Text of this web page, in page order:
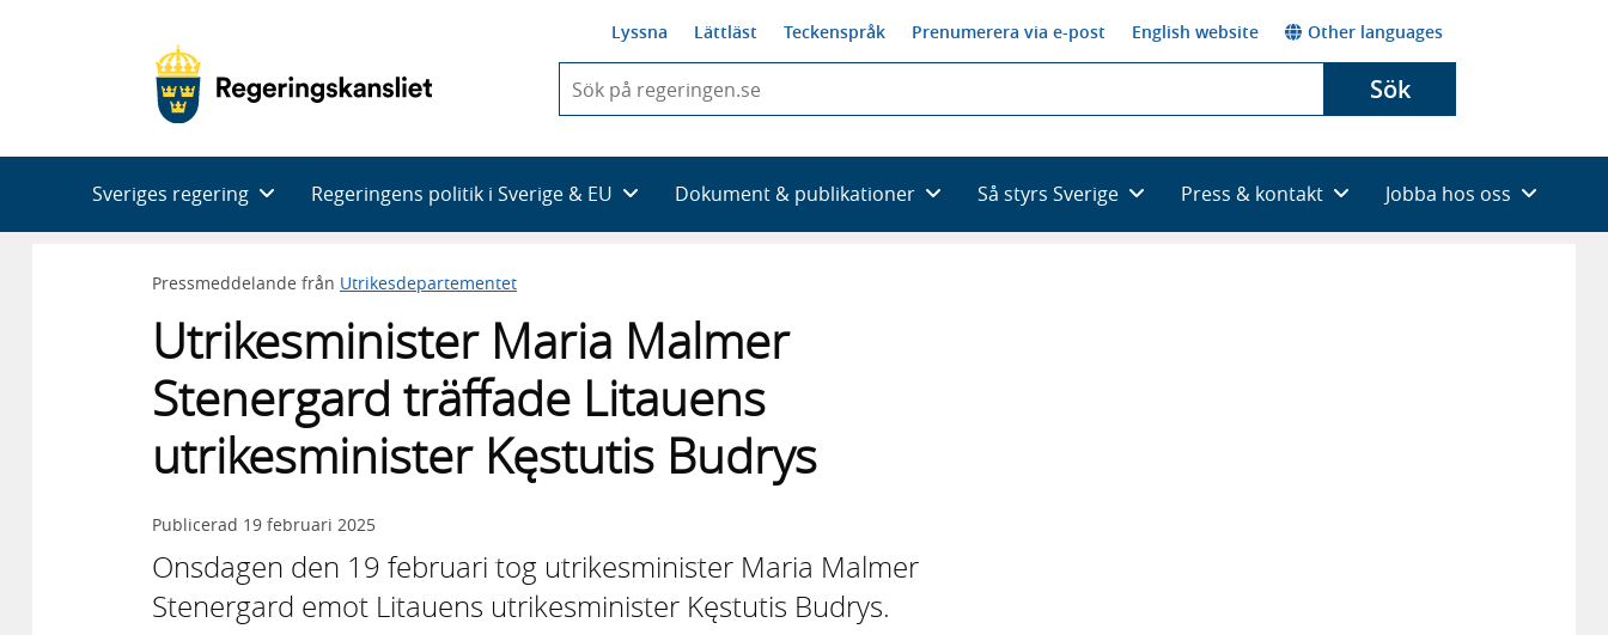
Lyssna Lättläst Teckenspråk Prenumerera via e-post English website Other languages
du
skriva
framträder
en
Sök
Sveriges regering Regeringens politik i Sverige & EU Dokument & publikationer Så styrs Sverige Press & kontakt Jobba hos oss
Pressmeddelande från Utrikesdepartementet
Utrikesminister Maria Malmer
Stenergard träffade Litauens
utrikesminister Kęstutis Budrys
Publicerad 19 februari 2025
Onsdagen den 19 februari tog utrikesminister Maria Malmer
Stenergard emot Litauens utrikesminister Kęstutis Budrys.